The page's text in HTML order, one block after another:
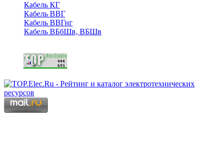
Кабель КГ
Кабель ВВГ
Кабель ВВГнг
Кабель ВБбШв, ВБШв